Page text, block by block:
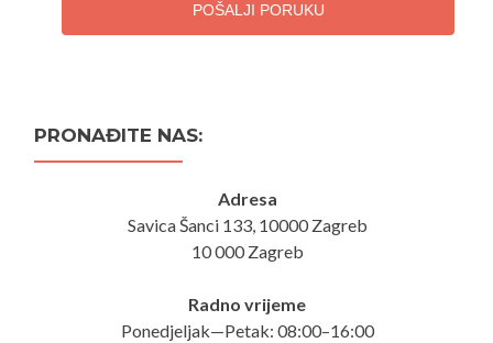
POŠALJI PORUKU
PRONAĐITE NAS:
Adresa
Savica Šanci 133, 10000 Zagreb
10 000 Zagreb
Radno vrijeme
Ponedjeljak—Petak: 08:00–16:00